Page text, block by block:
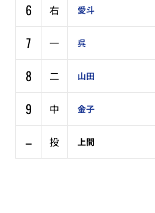
6
右 愛斗
7
一 呉
8
二 山田
9
中 金子
–
投 上間